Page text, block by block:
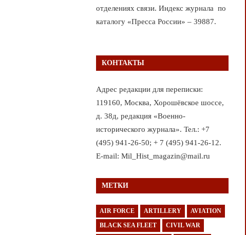
отделениях связи. Индекс журнала по
каталогу «Пресса России» – 39887.
КОНТАКТЫ
Адрес редакции для переписки:
119160, Москва, Хорошёвское шоссе,
д. 38д, редакция «Военно-
исторического журнала». Тел.: +7
(495) 941-26-50; + 7 (495) 941-26-12.
E-mail: Mil_Hist_magazin@mail.ru
МЕТКИ
AIR FORCE ARTILLERY AVIATION
BLACK SEA FLEET CIVIL WAR